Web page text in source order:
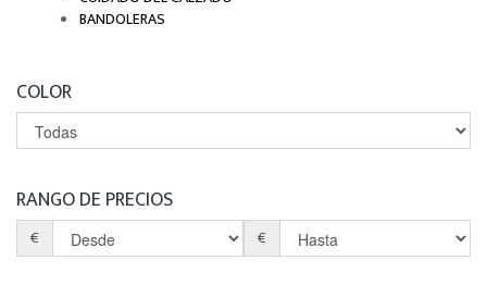
BANDOLERAS
COLOR
RANGO DE PRECIOS
€ €